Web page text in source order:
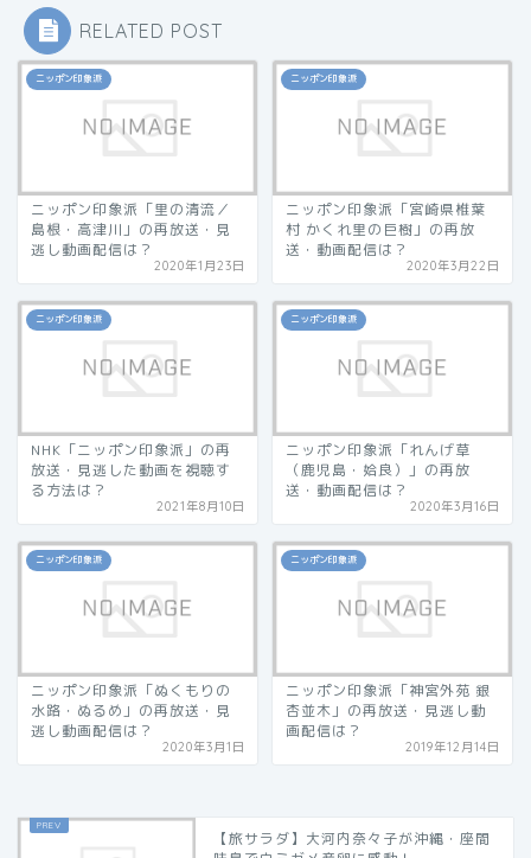
RELATED POST
ニッポン印象派
ニッポン印象派「里の清流／
島根・高津川」の再放送・見
逃し動画配信は？
2020年1月23日
ニッポン印象派
ニッポン印象派「宮崎県椎葉
村 かくれ里の巨樹」の再放
送・動画配信は？
2020年3月22日
ニッポン印象派
NHK「ニッポン印象派」の再
放送・見逃した動画を視聴す
る方法は？
2021年8月10日
ニッポン印象派
ニッポン印象派「れんげ草
（鹿児島・姶良）」の再放
送・動画配信は？
2020年3月16日
ニッポン印象派
ニッポン印象派「ぬくもりの
水路・ぬるめ」の再放送・見
逃し動画配信は？
2020年3月1日
ニッポン印象派
ニッポン印象派「神宮外苑 銀
杏並木」の再放送・見逃し動
画配信は？
2019年12月14日
【旅サラダ】大河内奈々子が沖縄・座間